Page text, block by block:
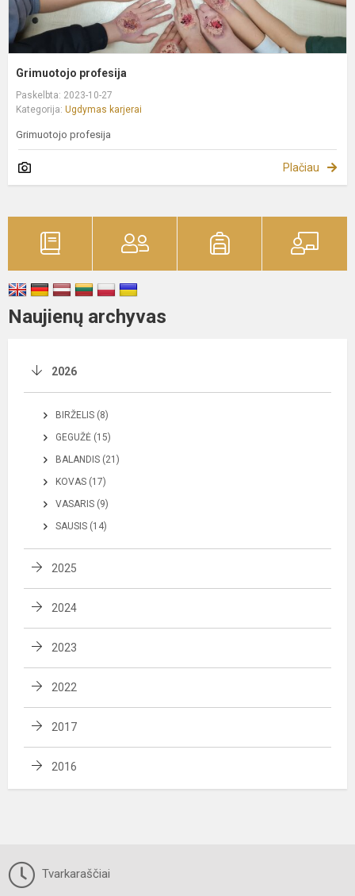
Grimuotojo profesija
Paskelbta: 2023-10-27
Kategorija: Ugdymas karjerai
Grimuotojo profesija
Plačiau
Naujienų archyvas
2026
BIRŽELIS (8)
GEGUŽĖ (15)
BALANDIS (21)
KOVAS (17)
VASARIS (9)
SAUSIS (14)
2025
2024
2023
2022
2017
2016
Tvarkaraščiai